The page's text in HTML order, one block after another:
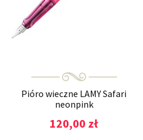
Pióro wieczne LAMY Safari
neonpink
120,00 zł